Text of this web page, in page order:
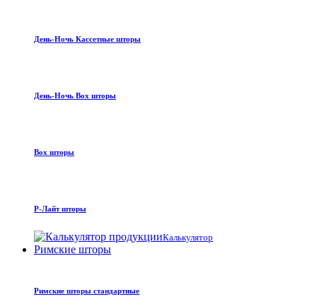
День-Ночь Кассетные шторы
День-Ночь Box шторы
Box шторы
Р-Лайт шторы
Калькулятор
Римские шторы
Римские шторы стандартные